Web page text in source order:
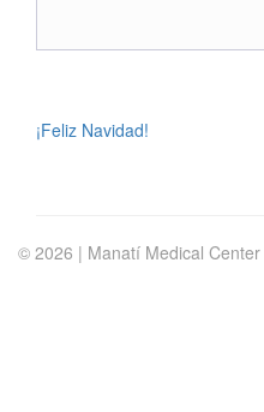
POST
¡Feliz Navidad!
© 2026 | Manatí Medical Center